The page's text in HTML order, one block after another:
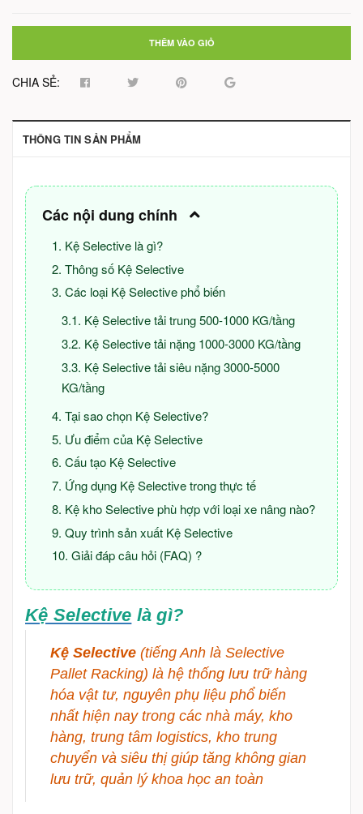
THÊM VÀO GIỎ
CHIA SẺ:
THÔNG TIN SẢN PHẨM
Các nội dung chính
Kệ Selective là gì?
Thông số Kệ Selective
Các loại Kệ Selective phổ biến
Kệ Selective tải trung 500-1000 KG/tầng
Kệ Selective tải nặng 1000-3000 KG/tầng
Kệ Selective tải siêu nặng 3000-5000
KG/tầng
Tại sao chọn Kệ Selective?
Ưu điểm của Kệ Selective
Cấu tạo Kệ Selective
Ứng dụng Kệ Selective trong thực tế
Kệ kho Selective phù hợp với loại xe nâng nào?
Quy trình sản xuất Kệ Selective
Giải đáp câu hỏi (FAQ) ?
Kệ Selective là gì?
Kệ Selective (tiếng Anh là Selective
Pallet Racking) là hệ thống lưu trữ hàng
hóa vật tư, nguyên phụ liệu phổ biến
nhất hiện nay trong các nhà máy, kho
hàng, trung tâm logistics, kho trung
chuyển và siêu thị giúp tăng không gian
lưu trữ, quản lý khoa học an toàn